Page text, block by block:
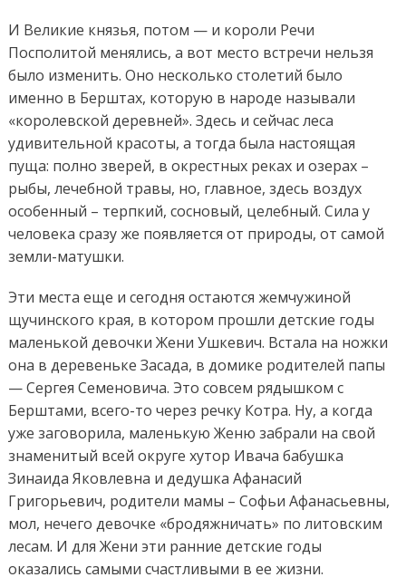
И Великие князья, потом — и короли Речи
Посполитой менялись, а вот место встречи нельзя
было изменить. Оно несколько столетий было
именно в Берштах, которую в народе называли
«королевской деревней». Здесь и сейчас леса
удивительной красоты, а тогда была настоящая
пуща: полно зверей, в окрестных реках и озерах –
рыбы, лечебной травы, но, главное, здесь воздух
особенный – терпкий, сосновый, целебный. Сила у
человека сразу же появляется от природы, от самой
земли-матушки.
Эти места еще и сегодня остаются жемчужиной
щучинского края, в котором прошли детские годы
маленькой девочки Жени Ушкевич. Встала на ножки
она в деревеньке Засада, в домике родителей папы
— Сергея Семеновича. Это совсем рядышком с
Берштами, всего-то через речку Котра. Ну, а когда
уже заговорила, маленькую Женю забрали на свой
знаменитый всей округе хутор Ивача бабушка
Зинаида Яковлевна и дедушка Афанасий
Григорьевич, родители мамы – Софьи Афанасьевны,
мол, нечего девочке «бродяжничать» по литовским
лесам. И для Жени эти ранние детские годы
оказались самыми счастливыми в ее жизни.